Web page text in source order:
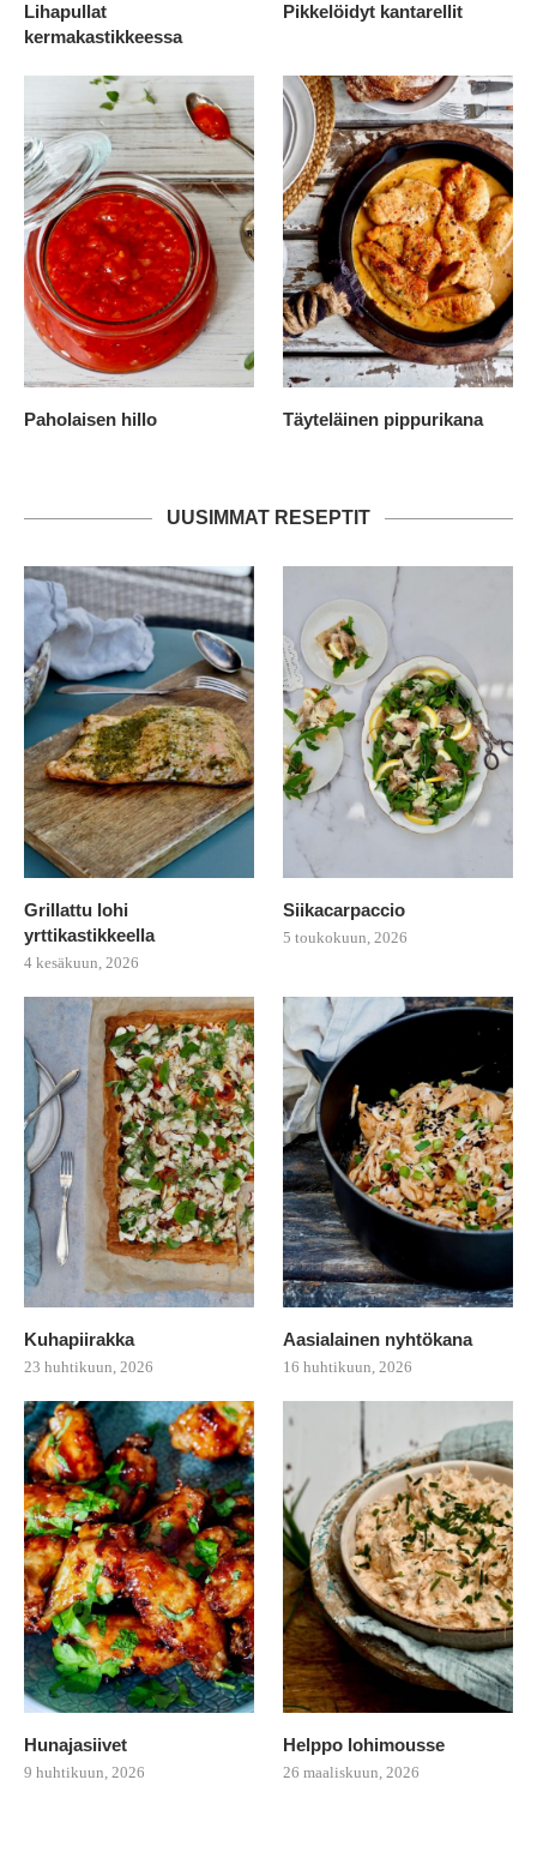
Lihapullat
kermakastikkeessa
Pikkelöidyt kantarellit
Paholaisen hillo Täyteläinen pippurikana
UUSIMMAT RESEPTIT
Grillattu lohi
yrttikastikkeella
4 kesäkuun, 2026
Siikacarpaccio
5 toukokuun, 2026
Kuhapiirakka
23 huhtikuun, 2026
Aasialainen nyhtökana
16 huhtikuun, 2026
Hunajasiivet
9 huhtikuun, 2026
Helppo lohimousse
26 maaliskuun, 2026